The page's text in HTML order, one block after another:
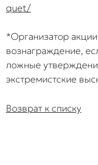
quet/
*Организатор
вознаграждение,
ложные
экстремистские
Возврат к списку